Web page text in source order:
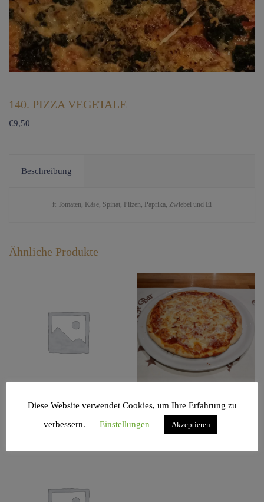
140. PIZZA VEGETALE
€9,50
Beschreibung
it Tomaten, Käse, Spinat, Pilzen, Paprika, Zwiebel und Ei
Ähnliche Produkte
150. Pizza Gyros
€12,50
137. Pizza Hawaii
€8,50
Diese Website verwendet Cookies, um Ihre Erfahrung zu
verbessern.
Einstellungen Akzeptieren